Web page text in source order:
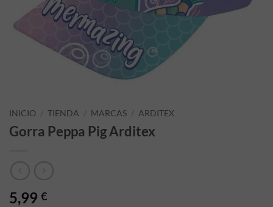
INICIO / TIENDA / MARCAS / ARDITEX
Gorra Peppa Pig Arditex
5,99 €